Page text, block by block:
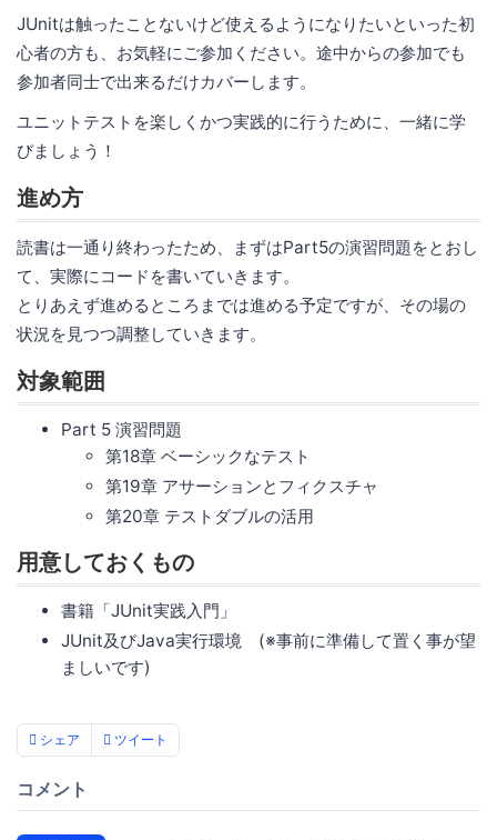
JUnitは触ったことないけど使えるようになりたいといった初
心者の方も、お気軽にご参加ください。途中からの参加でも
参加者同士で出来るだけカバーします。
ユニットテストを楽しくかつ実践的に行うために、一緒に学
びましょう！
進め方
読書は一通り終わったため、まずはPart5の演習問題をとおし
て、実際にコードを書いていきます。
とりあえず進めるところまでは進める予定ですが、その場の
状況を見つつ調整していきます。
対象範囲
Part 5 演習問題
第18章 ベーシックなテスト
第19章 アサーションとフィクスチャ
第20章 テストダブルの活用
用意しておくもの
書籍「JUnit実践入門」
JUnit及びJava実行環境 (※事前に準備して置く事が望
ましいです)
シェア ツイート
コメント